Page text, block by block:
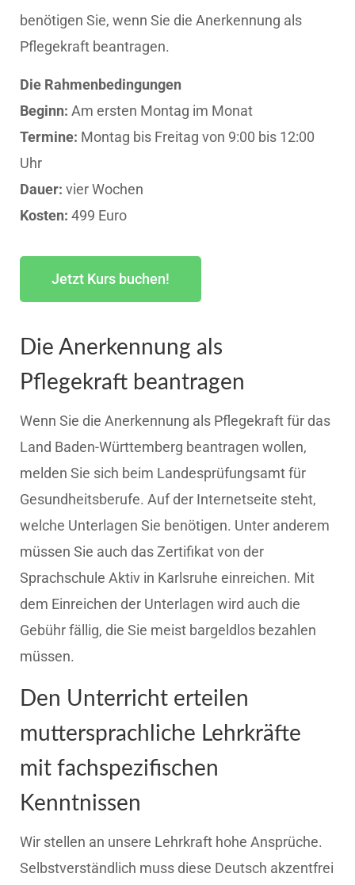
benötigen Sie, wenn Sie die Anerkennung als
Pflegekraft beantragen.
Die Rahmenbedingungen
Beginn: Am ersten Montag im Monat
Termine: Montag bis Freitag von 9:00 bis 12:00
Uhr
Dauer: vier Wochen
Kosten: 499 Euro
Jetzt Kurs buchen!
Die Anerkennung als
Pflegekraft beantragen
Wenn Sie die Anerkennung als Pflegekraft für das
Land Baden-Württemberg beantragen wollen,
melden Sie sich beim Landesprüfungsamt für
Gesundheitsberufe. Auf der Internetseite steht,
welche Unterlagen Sie benötigen. Unter anderem
müssen Sie auch das Zertifikat von der
Sprachschule Aktiv in Karlsruhe einreichen. Mit
dem Einreichen der Unterlagen wird auch die
Gebühr fällig, die Sie meist bargeldlos bezahlen
müssen.
Den Unterricht erteilen
muttersprachliche Lehrkräfte
mit fachspezifischen
Kenntnissen
Wir stellen an unsere Lehrkraft hohe Ansprüche.
Selbstverständlich muss diese Deutsch akzentfrei